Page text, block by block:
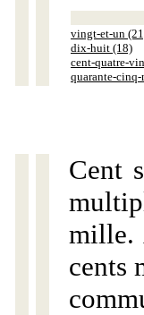
vingt-et-un
dix-huit (18)
cent-quatre-
quarante-
Cent
mille.
cents